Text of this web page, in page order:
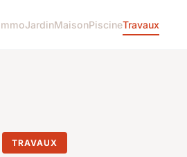
JardinMaisonPiscineTravaux
TRAVAUX